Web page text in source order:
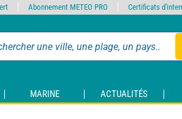
MARINE ACTUALITÉS
Abonnement METEO PRO Certificats